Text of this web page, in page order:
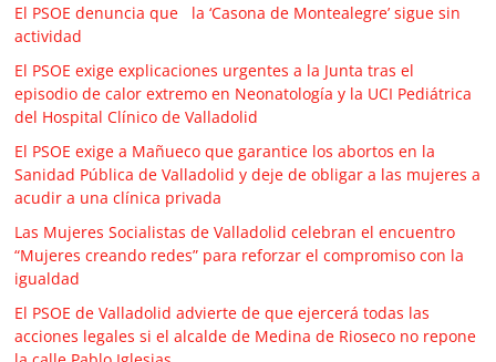
El PSOE denuncia que la ‘Casona de Montealegre’ sigue sin
actividad
El PSOE exige explicaciones urgentes a la Junta tras el
episodio de calor extremo en Neonatología y la UCI Pediátrica
del Hospital Clínico de Valladolid
El PSOE exige a Mañueco que garantice los abortos en la
Sanidad Pública de Valladolid y deje de obligar a las mujeres a
acudir a una clínica privada
Las Mujeres Socialistas de Valladolid celebran el encuentro
“Mujeres creando redes” para reforzar el compromiso con la
igualdad
El PSOE de Valladolid advierte de que ejercerá todas las
acciones legales si el alcalde de Medina de Rioseco no repone